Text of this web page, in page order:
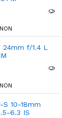
24mm f/1.4 L
S 10-18mm
6.3 IS